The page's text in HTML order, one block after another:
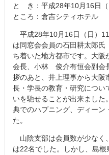
と き：平成28年10月16日（
ところ：倉吉シティホテル
平成28年10月16日（日）
は同窓会会員の石田耕太郎
ち着いた地方都市です。大
会長、小林 俊介有恒会副会
拶のあと、井上理事から大
長・学長の教育・研究につい
いを馳せることが出来まし
典でのハプニング、ディーン
た。
山陰支部は会員数が少なく
は22名でした。しかし、島